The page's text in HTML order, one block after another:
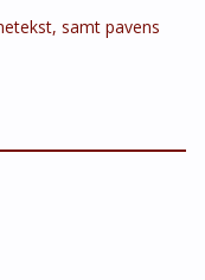
samt pavens